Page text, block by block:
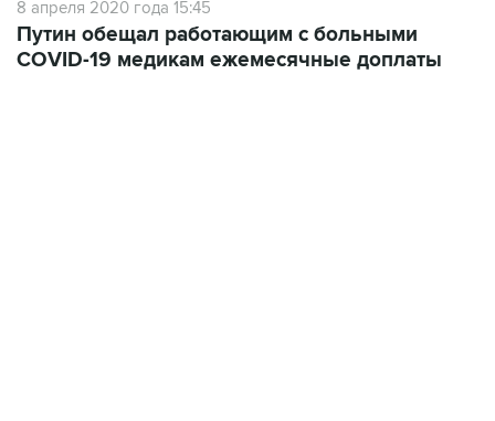
COVID-19 медикам ежемесячные доплаты